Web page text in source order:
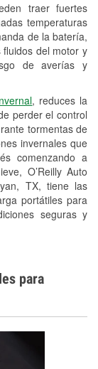
traer fuertes
temperaturas
de la batería,
del motor y
de averías y
, reduces la
perder el control
tormentas de
invernales que
comenzando a
O’Reilly Auto
TX, tiene las
portátiles para
seguras y
de
para